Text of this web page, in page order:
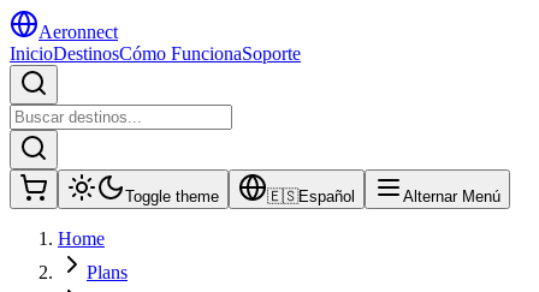
Aeronnect
InicioDestinosCómo FuncionaSoporte
Toggle theme 🇪🇸Español Alternar Menú
Home
Plans